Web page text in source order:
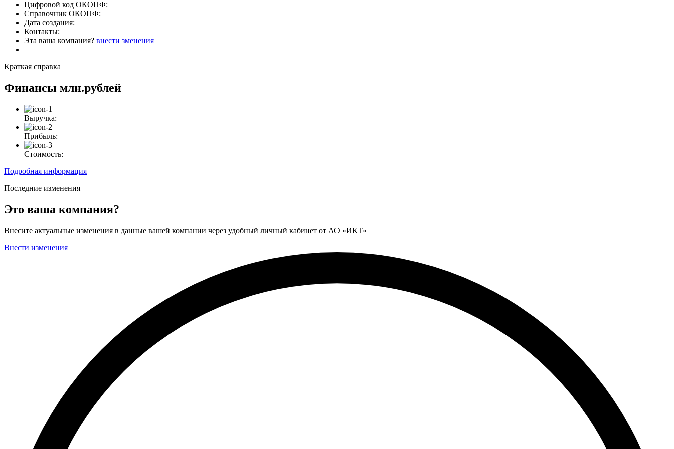
Цифровой код ОКОПФ:
Справочник ОКОПФ:
Дата создания:
Контакты:
Эта ваша компания? внести зменения
Краткая справка
Финансы млн.рублей
Выручка:
Прибыль:
Стоимость:
Подробная информация
Последние изменения
Это ваша компания?
Внесите актуальные изменения в данные вашей компании через удобный личный кабинет от АО «ИКТ»
Внести изменения